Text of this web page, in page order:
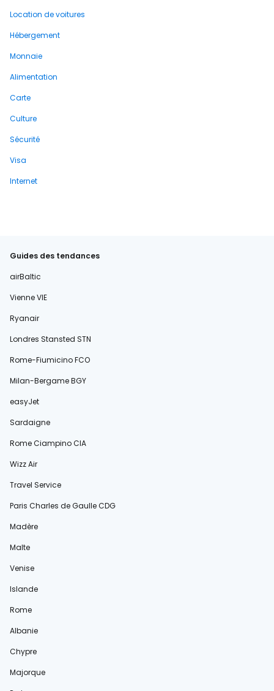
Location de voitures
Hébergement
Monnaie
Alimentation
Carte
Culture
Sécurité
Visa
Internet
Guides des tendances
airBaltic
Vienne VIE
Ryanair
Londres Stansted STN
Rome-Fiumicino FCO
Milan-Bergame BGY
easyJet
Sardaigne
Rome Ciampino CIA
Wizz Air
Travel Service
Paris Charles de Gaulle CDG
Madère
Malte
Venise
Islande
Rome
Albanie
Chypre
Majorque